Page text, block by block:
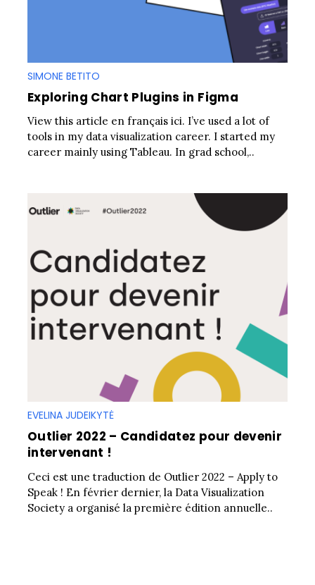
SIMONE BETITO
Exploring Chart Plugins in Figma
View this article en français ici. I’ve used a lot of
tools in my data visualization career. I started my
career mainly using Tableau. In grad school,..
EVELINA JUDEIKYTĖ
Outlier 2022 – Candidatez pour devenir
intervenant !
Ceci est une traduction de Outlier 2022 – Apply to
Speak ! En février dernier, la Data Visualization
Society a organisé la première édition annuelle..